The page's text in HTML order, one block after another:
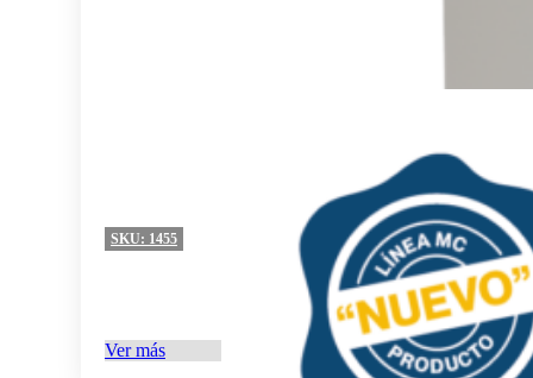
SKU: 1455
Ver más